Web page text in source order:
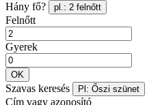
Hány fő? pl.: 2 felnőtt
Felnőtt
Gyerek
OK
Szavas keresés Pl: Őszi szünet
Cím vagy azonosító